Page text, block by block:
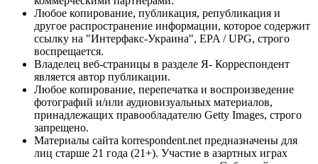
Любое копирование, публикация, републикация и
другое распространение информации, которое содержит
ссылку на "Интерфакс-Украина", EPA / UPG, строго
воспрещается.
Владелец веб-страницы в разделе Я- Корреспондент
является автор публикации.
Любое копирование, перепечатка и воспроизведение
фотографий и/или аудиовизуальных материалов,
принадлежащих правообладателю Getty Images, строго
запрещено.
Материалы сайта korrespondent.net предназначены для
лиц старше 21 года (21+). Участие в азартных играх